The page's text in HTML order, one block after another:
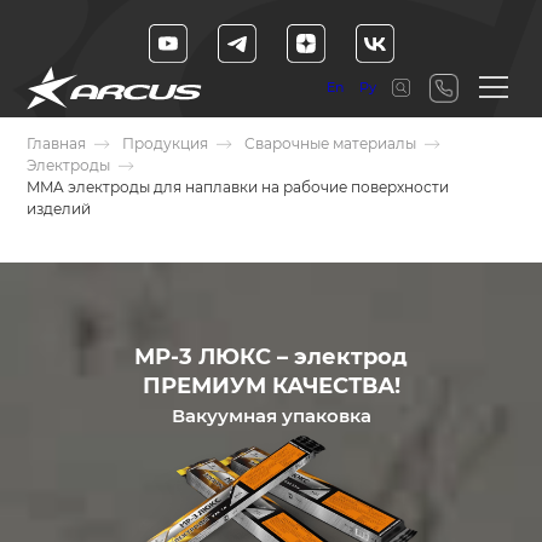
En Ру
Главная Продукция
Сварочные материалы
Электроды
MMA электроды для наплавки на рабочие поверхности
изделий
МР-3 ЛЮКС – электрод
ПРЕМИУМ КАЧЕСТВА!
Вакуумная упаковка